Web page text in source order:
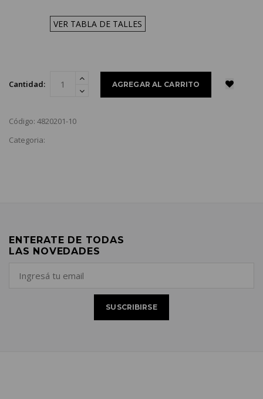
VER TABLA DE TALLES
Cantidad:
Código: 4820201-10
Categoria:
ENTERATE DE TODAS
LAS NOVEDADES